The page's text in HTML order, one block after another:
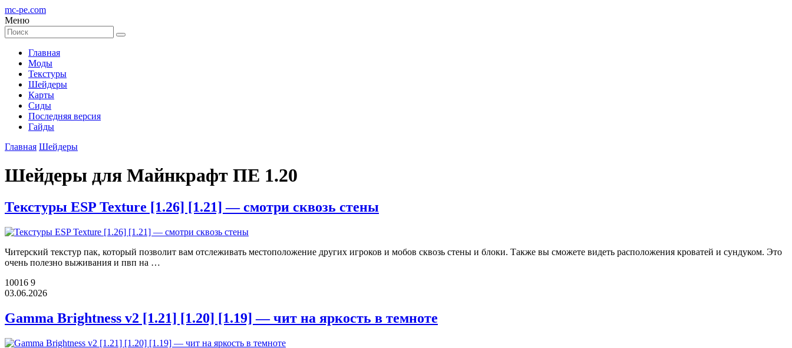
mc-pe.com
Меню
Главная
Моды
Текстуры
Шейдеры
Карты
Сиды
Последняя версия
Гайды
Главная Шейдеры
Шейдеры для Майнкрафт ПЕ 1.20
Текстуры ESP Texture [1.26] [1.21] — смотри сквозь стены
Читерский текстур пак, который позволит вам отслеживать местоположение других игроков и мобов сквозь стены и блоки. Также вы сможете видеть расположения кроватей и сундуком. Это
очень полезно выживания и пвп на …
10016 9
03.06.2026
Gamma Brightness v2 [1.21] [1.20] [1.19] — чит на яркость в темноте